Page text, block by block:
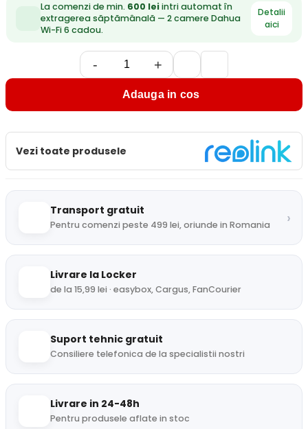
La comenzi de min. 600 leiintri automat în
extragerea săptămânală — 2 camere Dahua
Wi-Fi 6 cadou.
Detalii
aici
- +
Adauga in cos
Vezi toate produsele
Transport gratuit
Pentru comenzi peste 499 lei, oriunde in Romania ›
Livrare la Locker
de la 15,99 lei · easybox, Cargus, FanCourier
Suport tehnic gratuit
Consiliere telefonica de la specialistii nostri
Livrare in 24-48h
Pentru produsele aflate in stoc